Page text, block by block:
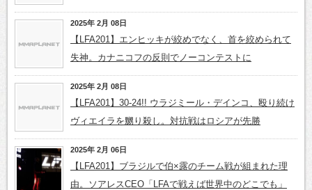
2025年 2月 08日
【LFA201】エンヒッキが絞めでなく、首を絞められて
失神。カナニコフの反則でノーコンテストに
2025年 2月 08日
【LFA201】30-24!! ウラジミール・デインコ、殴り続け
ヴィエイラを嬲り殺し。対抗戦はロシアが先勝
2025年 2月 06日
【LFA201】ブラジルで伯×露のチーム戦が組まれた理
由。ソアレスCEO「LFAで戦えば世界中のどこでも」